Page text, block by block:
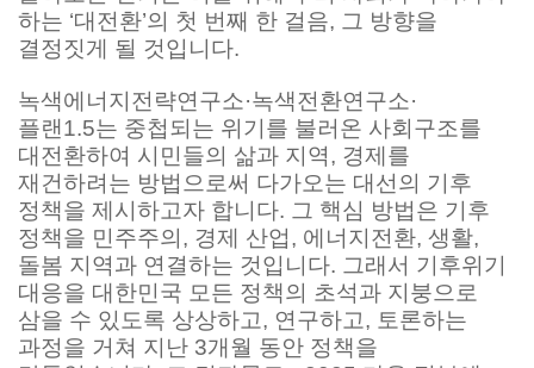
하는 ‘대전환’의 첫 번째 한 걸음, 그 방향을
결정짓게 될 것입니다.
녹색에너지전략연구소·녹색전환연구소·
플랜1.5는 중첩되는 위기를 불러온 사회구조를
대전환하여 시민들의 삶과 지역, 경제를
재건하려는 방법으로써 다가오는 대선의 기후
정책을 제시하고자 합니다. 그 핵심 방법은 기후
정책을 민주주의, 경제 산업, 에너지전환, 생활,
돌봄 지역과 연결하는 것입니다. 그래서 기후위기
대응을 대한민국 모든 정책의 초석과 지붕으로
삼을 수 있도록 상상하고, 연구하고, 토론하는
과정을 거쳐 지난 3개월 동안 정책을